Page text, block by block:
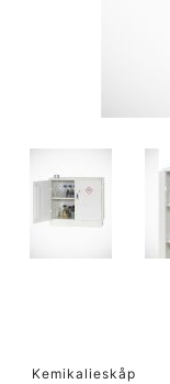
Kemikalieskåp